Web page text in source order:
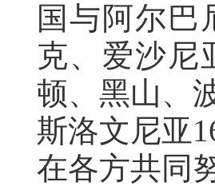
国与阿尔巴
克、爱沙尼
顿、黑山、
斯洛文尼亚
在各方共同